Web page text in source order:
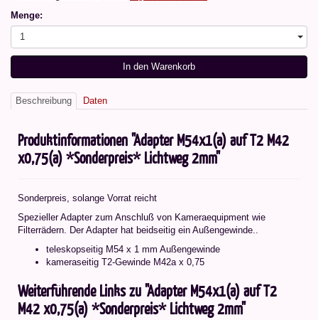
Menge:
1
In den Warenkorb
Beschreibung Daten
Produktinformationen "Adapter M54x1(a) auf T2 M42
x0,75(a) *Sonderpreis* Lichtweg 2mm"
Sonderpreis, solange Vorrat reicht
Spezieller Adapter zum Anschluß von Kameraequipment wie
Filterrädern. Der Adapter hat beidseitig ein Außengewinde..
teleskopseitig M54 x 1 mm Außengewinde
kameraseitig T2-Gewinde M42a x 0,75
Weiterführende Links zu "Adapter M54x1(a) auf T2
M42 x0,75(a) *Sonderpreis* Lichtweg 2mm"